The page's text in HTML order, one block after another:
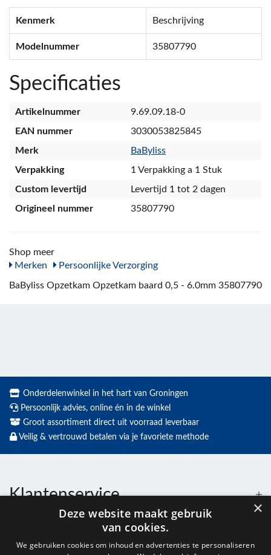
Kenmerk Beschrijving
Modelnummer 35807790
Specificaties
Artikelnummer
9.69.09.18-0
EAN nummer
3030053825845
Merk
BaByliss
Verpakking
1 Verpakking a 1 Stuk
Custom levertijd
Levertijd 1 tot 2 dagen
Origineel nummer
35807790
Shop meer
Merken
Persoonlijke Verzorging
BaByliss Opzetkam Opzetkam baard 0,5 - 6.0mm 35807790
Onderdelenwinkel in het hart van Groningen
Persoonlijk advies, online én in de winkel
Groot assortiment direct uit voorraad leverbaar
Veilig & vertrouwd betalen via je favoriete methode
Klantenservice
×
Deze website maakt gebruik
van cookies.
We gebruiken cookies om inhoud en advertenties te personaliseren